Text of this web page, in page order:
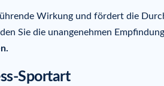
Wirkung und fördert die
Sie die unangenehmen
Sportart